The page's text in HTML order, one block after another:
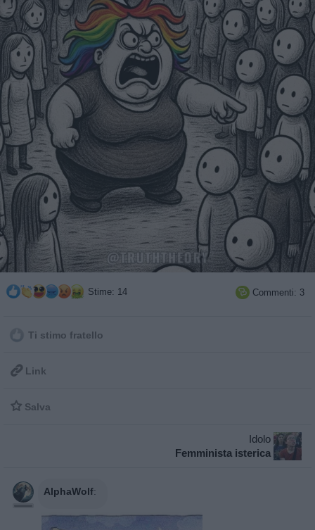
Stime: 14  Commenti: 3
Ti stimo fratello
 Link
 Salva
Idolo
Femminista isterica
AlphaWolf: